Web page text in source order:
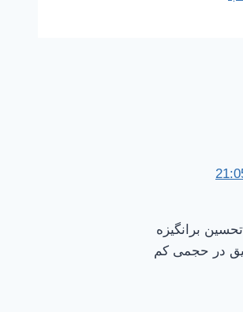
برانگیزه
در حجمی کم